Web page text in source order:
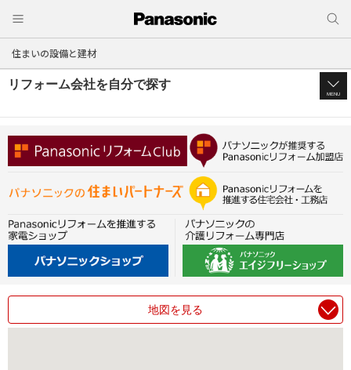
住まいの設備と建材
リフォーム会社を自分で探す
MENU
地図を見る